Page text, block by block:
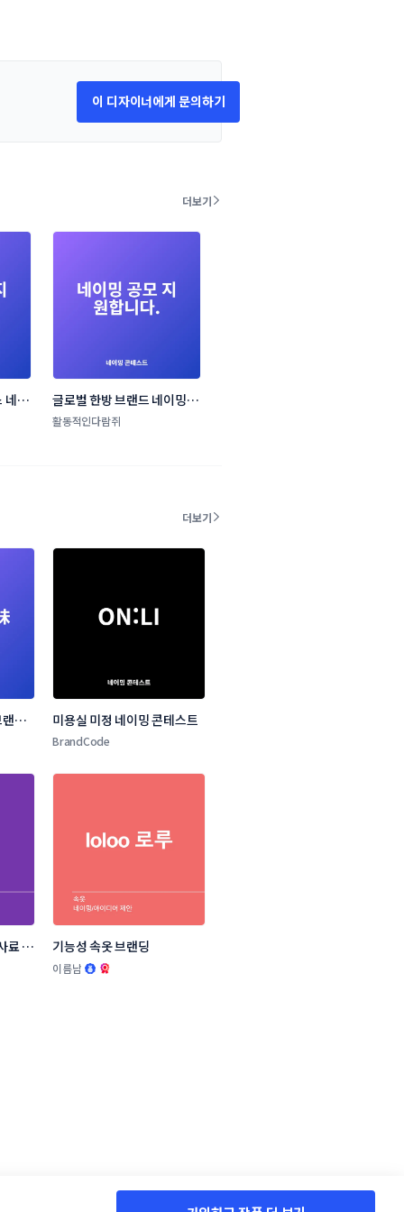
이 디자이너에게 문의하기
더보기
네이
글로벌 한방 브랜드 네이밍 콘
테스트
활동적인다람쥐
더보기
드 미용실 미정 네이밍 콘테스트
BrandCode
료 브
기능성 속옷 브랜딩
이름남